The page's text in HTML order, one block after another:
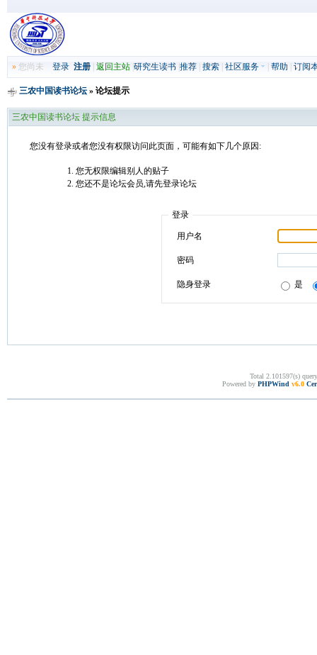
»您尚未 登录 注册| 返回主站| 研究生读书| 推荐| 搜索| 社区服务 帮助 订阅
三农中国读书论坛» 论坛提示
三农中国读书论坛 提示信息
您没有登录或者您没有权限访问此页面，可能有如下几个原因:
您无权限编辑别人的贴子
您还不是论坛会员,请先登录论坛
登录
用户名
密码
隐身登录 是
Total 2.101597(s)
Powered by PHPWind v6.0